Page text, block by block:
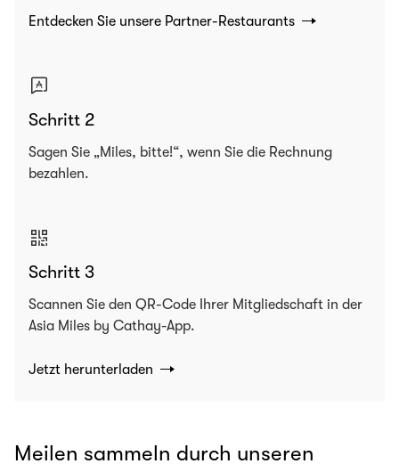
Entdecken Sie unsere Partner-Restaurants
Schritt 2
Sagen Sie „Miles, bitte!“, wenn Sie die Rechnung
bezahlen.
Schritt 3
Scannen Sie den QR-Code Ihrer Mitgliedschaft in der
Asia Miles by Cathay-App.
Jetzt herunterladen
Meilen sammeln durch unseren